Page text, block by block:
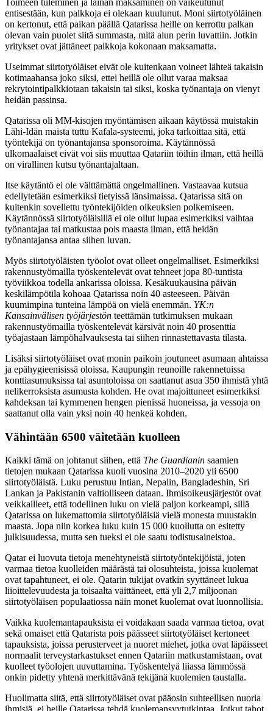
Toimeen tuleminen ja lainan maksaminen on vaikeutunut
entisestään, kun palkkoja ei olekaan kuulunut. Moni siirtotyöläinen
on kertonut, että paikan päällä Qatarissa heille on kerrottu palkan
olevan vain puolet siitä summasta, mitä alun perin luvattiin. Jotkin
yritykset ovat jättäneet palkkoja kokonaan maksamatta.
Useimmat siirtotyöläiset eivät ole kuitenkaan voineet lähteä takaisin
kotimaahansa joko siksi, ettei heillä ole ollut varaa maksaa
rekrytointipalkkiotaan takaisin tai siksi, koska työnantaja on vienyt
heidän passinsa.
Qatarissa oli MM-kisojen myöntämisen aikaan käytössä muistakin
Lähi-Idän maista tuttu Kafala-systeemi, joka tarkoittaa sitä, että
työntekijä on työnantajansa sponsoroima. Käytännössä
ulkomaalaiset eivät voi siis muuttaa Qatariin töihin ilman, että heillä
on virallinen kutsu työnantajaltaan.
Itse käytäntö ei ole välttämättä ongelmallinen. Vastaavaa kutsua
edellytetään esimerkiksi tietyissä länsimaissa. Qatarissa sitä on
kuitenkin sovellettu työntekijöiden oikeuksien polkemiseen.
Käytännössä siirtotyöläisillä ei ole ollut lupaa esimerkiksi vaihtaa
työnantajaa tai matkustaa pois maasta ilman, että heidän
työnantajansa antaa siihen luvan.
Myös siirtotyöläisten työolot ovat olleet ongelmalliset. Esimerkiksi
rakennustyömailla työskentelevät ovat tehneet jopa 80-tuntista
työviikkoa todella ankarissa oloissa. Kesäkuukausina päivän
keskilämpötila kohoaa Qatarissa noin 40 asteeseen. Päivän
kuumimpina tunteina lämpöä on vielä enemmän. YK:n
Kansainvälisen työjärjestön teettämän tutkimuksen mukaan
rakennustyömailla työskentelevät kärsivät noin 40 prosenttia
työajastaan lämpöhalvauksesta tai siihen rinnastettavasta tilasta.
Lisäksi siirtotyöläiset ovat monin paikoin joutuneet asumaan ahtaissa
ja epähygieenisissä oloissa. Kaupungin reunoille rakennetuissa
konttiasumuksissa tai asuntoloissa on saattanut asua 350 ihmistä yhtä
nelikerroksista asumusta kohden. He ovat majoittuneet esimerkiksi
kahdeksan tai kymmenen hengen pienissä huoneissa, ja vessoja on
saattanut olla vain yksi noin 40 henkeä kohden.
Vähintään 6500 väitetään kuolleen
Kaikki tämä on johtanut siihen, että The Guardianin saamien
tietojen mukaan Qatarissa kuoli vuosina 2010–2020 yli 6500
siirtotyöläistä. Luku perustuu Intian, Nepalin, Bangladeshin, Sri
Lankan ja Pakistanin valtiolliseen dataan. Ihmisoikeusjärjestöt ovat
veikkailleet, että todellinen luku on vielä paljon korkeampi, sillä
Qatarissa on lukemattomia siirtotyöläisiä vielä monesta muustakin
maasta. Jopa niin korkea luku kuin 15 000 kuollutta on esitetty
julkisuudessa, mutta sen tueksi ei ole saatu todistusaineistoa.
Qatar ei luovuta tietoja menehtyneistä siirtotyöntekijöistä, joten
varmaa tietoa kuolleiden määrästä tai olosuhteista, joissa kuolemat
ovat tapahtuneet, ei ole. Qatarin tukijat ovatkin syyttäneet lukua
liioittelevuudesta ja toisaalta väittäneet, että yli 2,7 miljoonan
siirtotyöläisen populaatiossa näin monet kuolemat ovat luonnollisia.
Vaikka kuolemantapauksista ei voidakaan saada varmaa tietoa, ovat
sekä omaiset että Qatarista pois päässeet siirtotyöläiset kertoneet
tapauksista, joissa perusterveet ja nuoret miehet, jotka ovat läpäisseet
normaalit terveystarkastukset ennen Qatariin matkustamistaan, ovat
kuolleet työolojen uuvuttamina. Työskentelyä liiassa lämmössä
onkin pidetty yhtenä merkittävänä tekijänä kuolemien taustalla.
Huolimatta siitä, että siirtotyöläiset ovat pääosin suhteellisen nuoria